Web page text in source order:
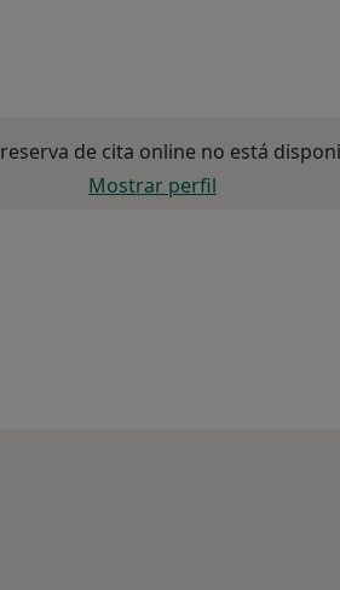
de cita online no está
Mostrar perfil